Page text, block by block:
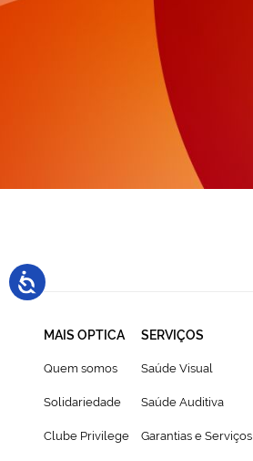
MAIS OPTICA
Quem somos
Solidariedade
Clube Privilege
SERVIÇOS
Saúde Visual
Saúde Auditiva
Garantias e Serviços